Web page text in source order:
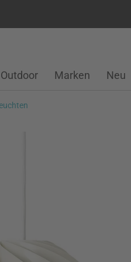
Outdoor Marken Neu